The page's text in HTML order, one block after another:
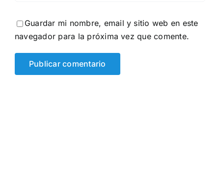
Guardar mi nombre, email y sitio web en este
navegador para la próxima vez que comente.